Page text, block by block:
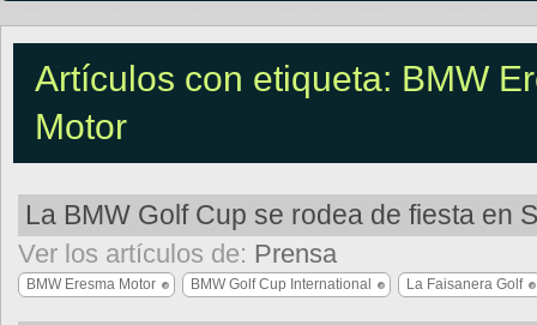
Artículos con etiqueta: BMW
Motor
La BMW Golf Cup se rodea de fiesta en
Ver los artículos de: Prensa
BMW Eresma Motor BMW Golf Cup International La Faisanera Golf